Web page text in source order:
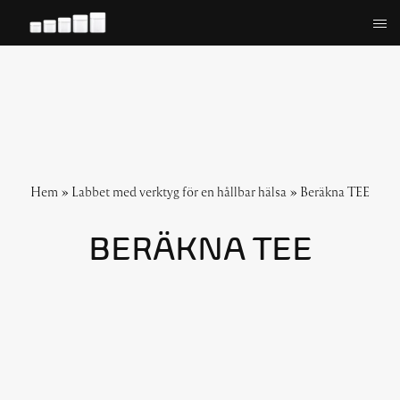
Hoppa
Hem » Labbet med verktyg för en hållbar hälsa » Beräkna TEE
BERÄKNA TEE